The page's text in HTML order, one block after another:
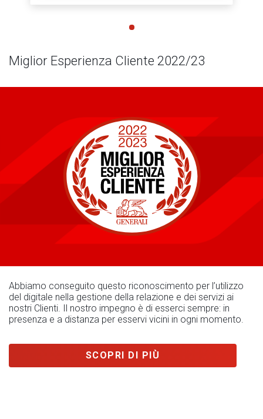
Miglior Esperienza Cliente 2022/23
Abbiamo conseguito questo riconoscimento per l’utilizzo
del digitale nella gestione della relazione e dei servizi ai
nostri Clienti. Il nostro impegno è di esserci sempre: in
presenza e a distanza per esservi vicini in ogni momento.
SCOPRI DI PIÙ